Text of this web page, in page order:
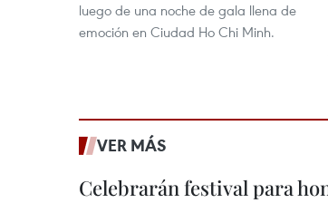
luego de una noche de gala llena de
emoción en Ciudad Ho Chi Minh.
VER MÁS
Celebrarán festival para